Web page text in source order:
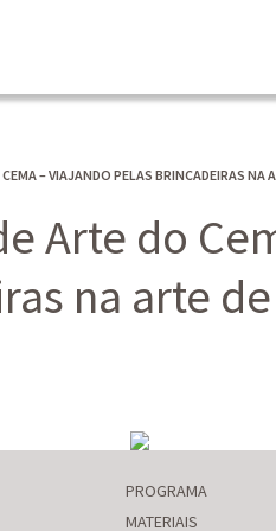
– VIAJANDO PELAS BRINCADEIRAS NA
Arte do
na arte
PROGRAMA
MATERIAIS